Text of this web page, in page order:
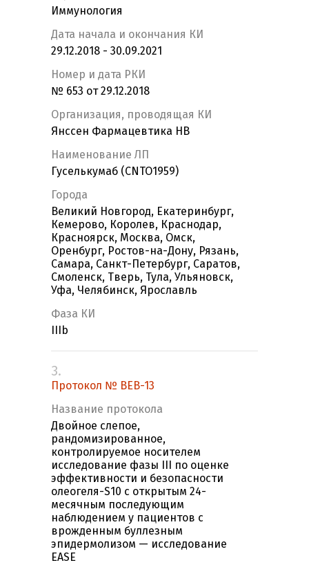
Иммунология
Дата начала и окончания КИ
29.12.2018 - 30.09.2021
Номер и дата РКИ
№ 653 от 29.12.2018
Организация, проводящая КИ
Янссен Фармацевтика НВ
Наименование ЛП
Гуселькумаб (CNTO1959)
Города
Великий Новгород, Екатеринбург,
Кемерово, Королев, Краснодар,
Красноярск, Москва, Омск,
Оренбург, Ростов-на-Дону, Рязань,
Самара, Санкт-Петербург, Саратов,
Смоленск, Тверь, Тула, Ульяновск,
Уфа, Челябинск, Ярославль
Фаза КИ
IIIb
3.
Протокол № BEB-13
Название протокола
Двойное слепое,
рандомизированное,
контролируемое носителем
исследование фазы III по оценке
эффективности и безопасности
олеогеля-S10 с открытым 24-
месячным последующим
наблюдением у пациентов с
врожденным буллезным
эпидермолизом — исследование
EASE